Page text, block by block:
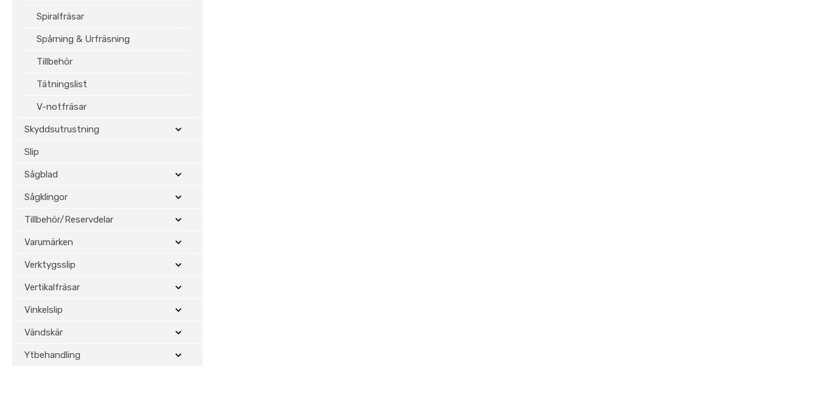
Spiralfräsar
Spårning & Urfräsning
Tillbehör
Tätningslist
V-notfräsar
Skyddsutrustning
Slip
Sågblad
Sågklingor
Tillbehör/Reservdelar
Varumärken
Verktygsslip
Vertikalfräsar
Vinkelslip
Vändskär
Ytbehandling